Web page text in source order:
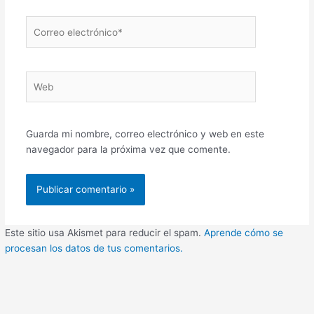
electrónico*
Guarda mi nombre, correo electrónico y web en este
navegador para la próxima vez que comente.
Este sitio usa Akismet para reducir el spam.Aprende cómo se
procesan los datos de tus comentarios.